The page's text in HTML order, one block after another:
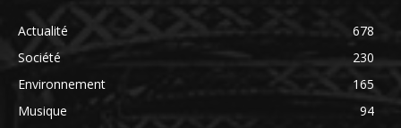
Actualité
678
Société
230
Environnement
165
Musique
94